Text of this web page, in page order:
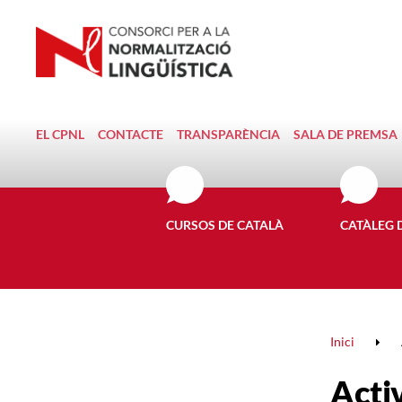
EL CPNL CONTACTE TRANSPARÈNCIA SALA DE PREMSA
CURSOS DE CATALÀ CATÀLEG
Inici